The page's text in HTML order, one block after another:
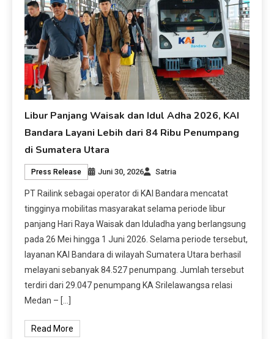
Libur Panjang Waisak dan Idul Adha 2026, KAI
Bandara Layani Lebih dari 84 Ribu Penumpang
di Sumatera Utara
Press Release Juni 30, 2026 Satria
PT Railink sebagai operator di KAI Bandara mencatat
tingginya mobilitas masyarakat selama periode libur
panjang Hari Raya Waisak dan Iduladha yang berlangsung
pada 26 Mei hingga 1 Juni 2026. Selama periode tersebut,
layanan KAI Bandara di wilayah Sumatera Utara berhasil
melayani sebanyak 84.527 penumpang. Jumlah tersebut
terdiri dari 29.047 penumpang KA Srilelawangsa relasi
Medan – […]
Read More